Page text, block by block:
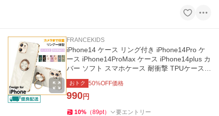
FRANCEKIDS
iPhone14 ケース リング付き iPhone14Pro ケ
ース iPhone14ProMax ケース iPhone14plus カ
バー ソフト スマホケース 耐衝撃 TPUケース
衝撃吸収 擦り傷防止
おトク 50%OFF価格
990円
10% （89pt） 要エントリー